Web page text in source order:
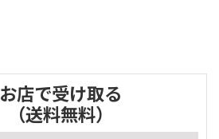
お店で受け取る
（送料無料）